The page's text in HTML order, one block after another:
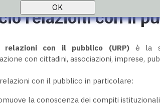
relazioni con il
relazioni con il pubblico (URP) è la
con cittadini, associazioni, imprese,
relazioni con il pubblico in particolare:
la conoscenza dei compiti